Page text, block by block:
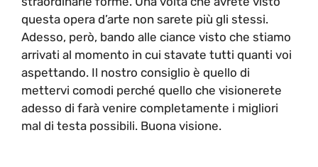
questa opera d’arte non sarete più gli stessi.
Adesso, però, bando alle ciance visto che stiamo
arrivati al momento in cui stavate tutti quanti voi
aspettando. Il nostro consiglio è quello di
mettervi comodi perché quello che visionerete
adesso di farà venire completamente i migliori
mal di testa possibili. Buona visione.